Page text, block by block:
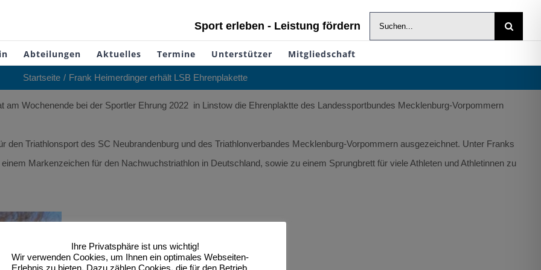
Sport erleben - Leistung fördern
Suche
nach:
Abteilungen Aktuelles Termine Unterstützer Mitgliedschaft
Startseite Frank Heimerdinger erhält LSB Ehrenplakette
Wochenende bei der Sportler Ehrung 2022 in Linstow die Ehrenplaktte des Landessportbundes Mecklenburg-Vorpommern
den Triathlonsport des SC Neubrandenburg und des Triathlonverbandes Mecklenburg-Vorpommern ausgezeichnet. Unter Franks
Markenzeichen für den Nachwuchstriathlon in Deutschland, sowie zu einem Sprungbrett für viele Athleten und Athletinnen zu
Ihre Privatsphäre ist uns wichtig!
Wir verwenden Cookies, um Ihnen ein optimales Webseiten-
Erlebnis zu bieten. Dazu zählen Cookies, die für den Betrieb